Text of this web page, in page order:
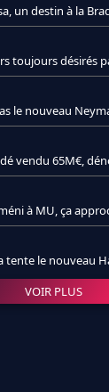
un destin à la
toujours désirés
le nouveau
vendu 65M€,
à MU, ça
tente le nouveau
VOIR PLUS